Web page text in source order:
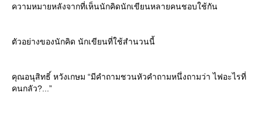
ความหมายหลังจากที่เห็นนักคิดนักเขียนหลายคนชอบใช้กัน
ตัวอย่างของนักคิด นักเขียนที่ใช้สำนวนนี้
คุณอนุสิทธิ์ หวังเกษม “มีคำถามชวนหัวคำถามหนึ่งถามว่า ไฟอะไรที่
คนกลัว?...”